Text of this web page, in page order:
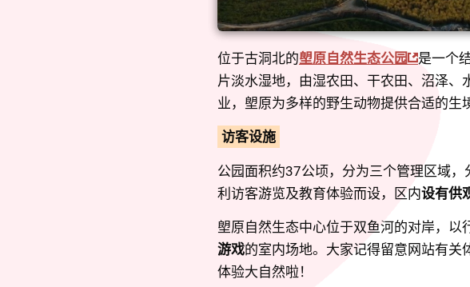
位于古洞北的塱原自然生态公园
是一个
片淡水湿地，由湿农田、干农田、沼泽
业，塱原为多样的野生动物提供合适的生
访客设施
公园面积约37公顷，分为三个管理区域
利访客游览及教育体验而设，区内设有供
塱原自然生态中心位于双鱼河的对岸，
游戏的室内场地。大家记得留意网站有
体验大自然啦！